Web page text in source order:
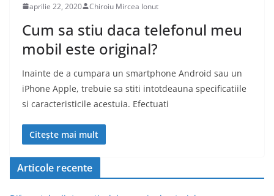
aprilie 22, 2020 Chiroiu Mircea Ionut
Cum sa stiu daca telefonul meu
mobil este original?
Inainte de a cumpara un smartphone Android sau un
iPhone Apple, trebuie sa stiti intotdeauna specificatiile
si caracteristicile acestuia. Efectuati
Citește mai mult
Articole recente